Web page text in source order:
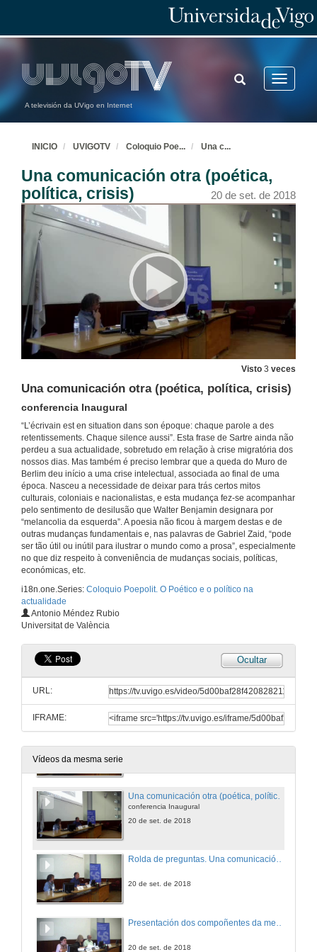
A televisión da UVigo en Internet
Toggle
TOGGLE
SEARCH
INICIO UVIGOTV Coloquio Poe... Una c...
Una comunicación otra (poética,
política, crisis)
20 de set. de 2018
Visto 3 veces
Una comunicación otra (poética, política, crisis)
conferencia Inaugural
“L’écrivain est en situation dans son époque: chaque parole a des
retentissements. Chaque silence aussi”. Esta frase de Sartre ainda não
perdeu a sua actualidade, sobretudo em relação à crise migratória dos
nossos dias. Mas também é preciso lembrar que a queda do Muro de
Berlim deu início a uma crise intelectual, associada ao final de uma
época. Nasceu a necessidade de deixar para trás certos mitos
culturais, coloniais e nacionalistas, e esta mudança fez-se acompanhar
pelo sentimento de desilusão que Walter Benjamin designara por
“melancolia da esquerda”. A poesia não ficou à margem destas e de
outras mudanças fundamentais e, nas palavras de Gabriel Zaid, “pode
ser tão útil ou inútil para ilustrar o mundo como a prosa”, especialmente
no que diz respeito à conveniência de mudanças sociais, políticas,
económicas, etc.
i18n.one.Series: Coloquio Poepolit. O Poético e o político na
actualidade
Antonio Méndez Rubio
Universitat de València
Ocultar
URL:
IFRAME:
Vídeos da mesma serie
20 de set. de 2018
Presentacion de Antonio Méndez Rubio
conferencia Inaugural
20 de set. de 2018
Rolda de preguntas. Una comunicación otra (poética, política, crisis)
20 de set. de 2018
20 de set. de 2018